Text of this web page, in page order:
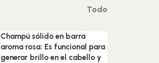
Todo
Champú sólido en barra
aroma rosa: Es funcional para
generar brillo en el cabello y